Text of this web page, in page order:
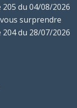
du 04/08/2026
surprendre
du 28/07/2026